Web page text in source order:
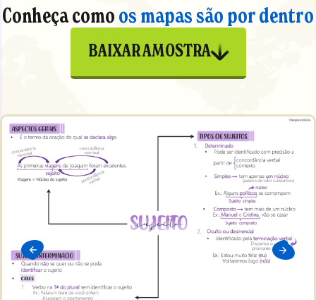
Conheça como os mapas são por dentro
BAIXAR AMOSTRA